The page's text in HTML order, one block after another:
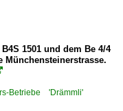
1501 und dem Be 4/4
Münchensteinerstrasse.
Betriebe 'Drämmli'